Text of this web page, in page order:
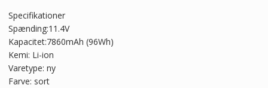
pris
var:
660,00 kr.388,00 kr.
Specifikationer
Spænding:11.4V
Kapacitet:7860mAh (96Wh)
Kemi: Li-ion
Varetype: ny
Farve: sort